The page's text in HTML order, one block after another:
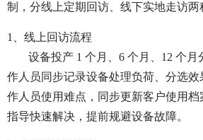
制，分线上定期回访、线下实地走访两
1、线上回访流程
设备投产 1 个月、6 个月、12 个月
作人员同步记录设备处理负荷、分选
作人员使用难点，同步更新客户使用
指导快速解决，提前规避设备故障。